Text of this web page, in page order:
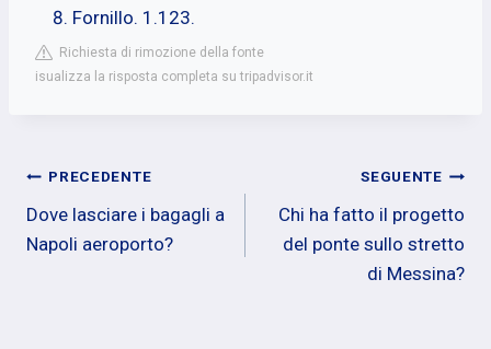
Fornillo. 1.123.
Richiesta di rimozione della fonte
isualizza la risposta completa su tripadvisor.it
Navigazione
articoli
PRECEDENTE
Dove lasciare i bagagli a
Napoli aeroporto?
SEGUENTE
Chi ha fatto il progetto
del ponte sullo stretto
di Messina?